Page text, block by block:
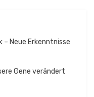
Neue Erkenntnisse
Gene verändert